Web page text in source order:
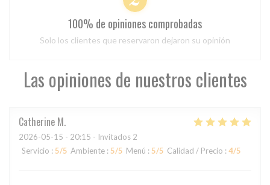
Las opiniones de nuestros clientes
Catherine M
2026-05-15 - 20:15 - Invitados 2
Servicio : 5/5 Ambiente : 5/5 Menú : 5/5 Calidad / Precio : 4/5
100% de opiniones comprobadas
Solo los clientes que reservaron dejaron su opinión